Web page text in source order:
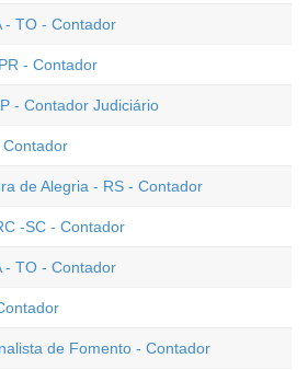
- TO - Contador
- Contador
- Contador Judiciário
de Alegria - RS - Contador
-SC - Contador
- TO - Contador
de Fomento - Contador